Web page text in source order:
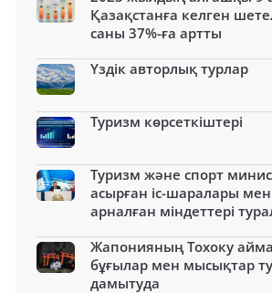
Қазақстанға келген
саны 37%-ға артты
Үздік авторлық турлар
Туризм көрсеткіштері
Туризм және спорт
асырған іс-шаралары
арналған міндеттері
Жапонияның Тохоку
бұғылар мен мысықтар
дамытуда